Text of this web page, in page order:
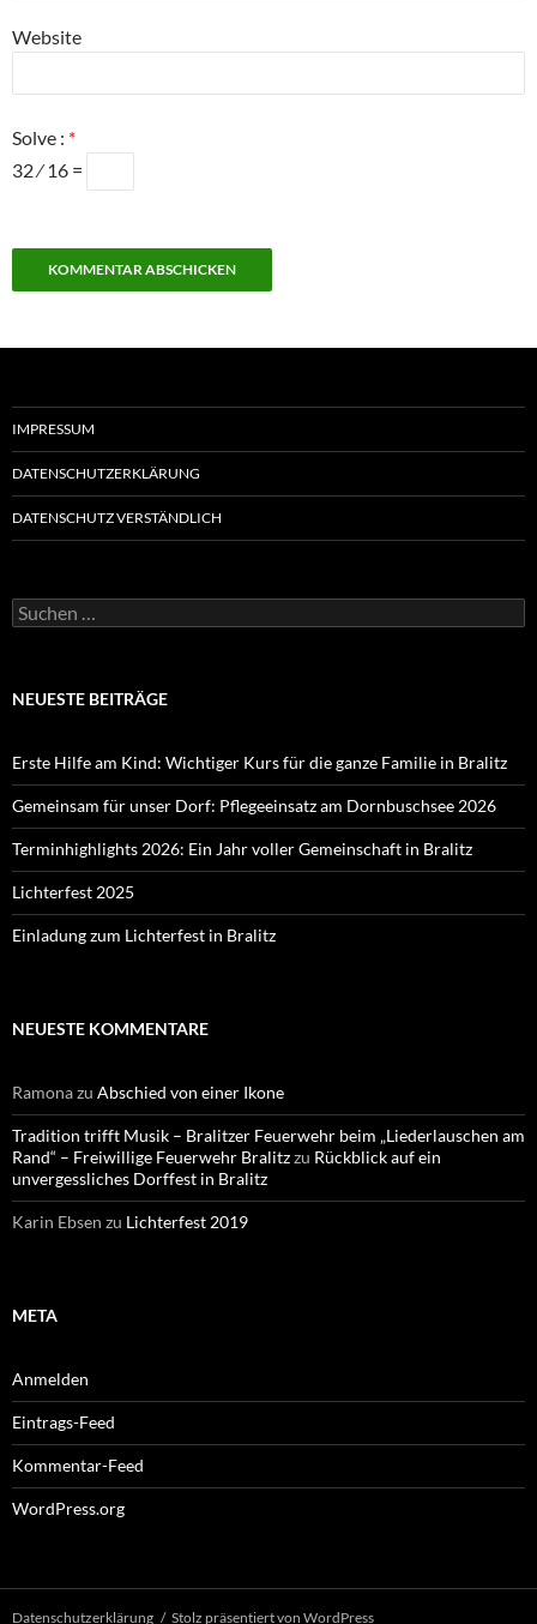
Website
Solve : *
32 ⁄ 16 =
IMPRESSUM
DATENSCHUTZERKLÄRUNG
DATENSCHUTZ VERSTÄNDLICH
Suchen
nach:
NEUESTE BEITRÄGE
Erste Hilfe am Kind: Wichtiger Kurs für die ganze Familie in Bralitz
Gemeinsam für unser Dorf: Pflegeeinsatz am Dornbuschsee 2026
Terminhighlights 2026: Ein Jahr voller Gemeinschaft in Bralitz
Lichterfest 2025
Einladung zum Lichterfest in Bralitz
NEUESTE KOMMENTARE
Ramonazu Abschied von einer Ikone
Tradition trifft Musik – Bralitzer Feuerwehr beim „Liederlauschen am
Rand“ – Freiwillige Feuerwehr Bralitzzu Rückblick auf ein
unvergessliches Dorffest in Bralitz
Karin Ebsen zu Lichterfest 2019
META
Anmelden
Eintrags-Feed
Kommentar-Feed
WordPress.org
Datenschutzerklärung Stolz präsentiert von WordPress